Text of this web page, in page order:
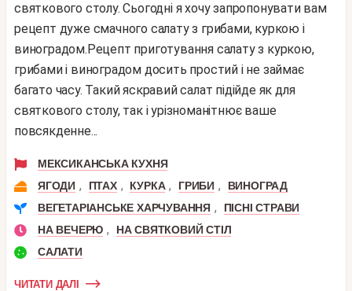
святкового столу. Сьогодні я хочу запропонувати вам
рецепт дуже смачного салату з грибами, куркою і
виноградом.Рецепт приготування салату з куркою,
грибами і виноградом досить простий і не займає
багато часу. Такий яскравий салат підійде як для
святкового столу, так і урізноманітнює ваше
повсякденне...
МЕКСИКАНСЬКА КУХНЯ
ЯГОДИ , ПТАХ , КУРКА , ГРИБИ ,
ВИНОГРАД
ВЕГЕТАРІАНСЬКЕ ХАРЧУВАННЯ ,
ПІСНІ СТРАВИ
НА ВЕЧЕРЮ ,
НА СВЯТКОВИЙ СТІЛ
САЛАТИ
ЧИТАТИ ДАЛІ